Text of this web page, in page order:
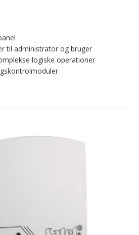
til administrator og bruger
logiske operationer